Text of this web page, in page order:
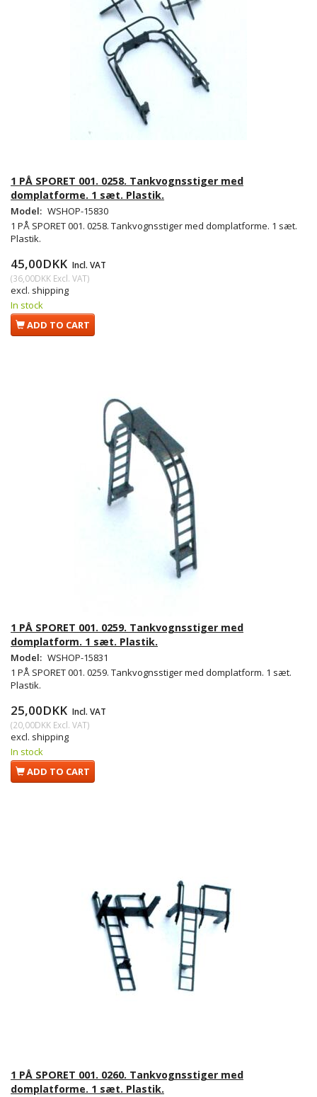
1 PÅ SPORET 001. 0258. Tankvognsstiger med
domplatforme. 1 sæt. Plastik.
Model: WSHOP-15830
1 PÅ SPORET 001. 0258. Tankvognsstiger med domplatforme. 1 sæt.
Plastik.
45,00DKK Incl. VAT
(36,00DKK Excl. VAT)
excl. shipping
In stock
ADD TO CART
1 PÅ SPORET 001. 0259. Tankvognsstiger med
domplatform. 1 sæt. Plastik.
Model: WSHOP-15831
1 PÅ SPORET 001. 0259. Tankvognsstiger med domplatform. 1 sæt.
Plastik.
25,00DKK Incl. VAT
(20,00DKK Excl. VAT)
excl. shipping
In stock
ADD TO CART
1 PÅ SPORET 001. 0260. Tankvognsstiger med
domplatforme. 1 sæt. Plastik.